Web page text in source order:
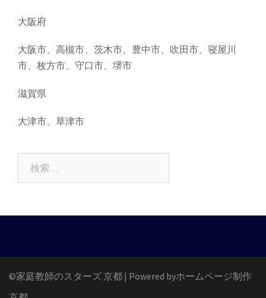
大阪府
大阪市、高槻市、茨木市、豊中市、吹田市、寝屋川
市、枚方市、守口市、堺市
滋賀県
大津市、草津市
©家庭教師のスターズ 京都 | Powered byホームページ制作